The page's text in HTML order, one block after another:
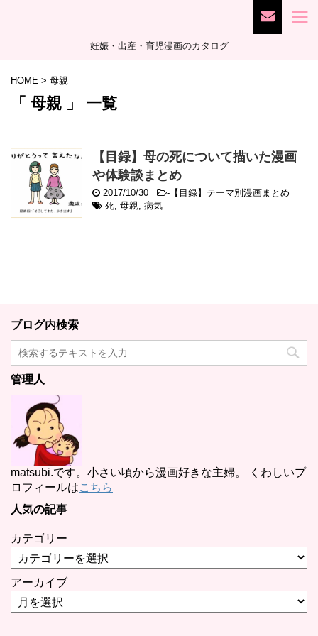
妊娠・出産・育児漫画のカタログ
HOME > 母親
「 母親 」 一覧
【目録】母の死について描いた漫画
や体験談まとめ
2017/10/30 - 【目録】テーマ別漫画まとめ
死, 母親, 病気
ブログ内検索
管理人
matsubi.です。小さい頃から漫画好きな主婦。 くわしいプ
ロフィールはこちら
人気の記事
カテゴリー
アーカイブ